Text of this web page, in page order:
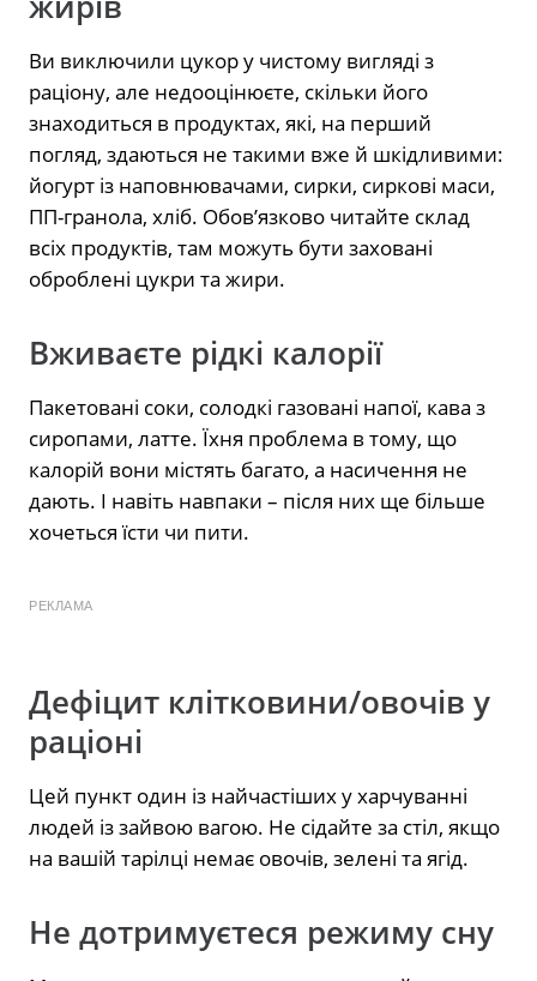
Ви виключили цукор у чистому вигляді з
раціону, але недооцінюєте, скільки його
знаходиться в продуктах, які, на перший
погляд, здаються не такими вже й шкідливими:
йогурт із наповнювачами, сирки, сиркові маси,
ПП-гранола, хліб. Обов’язково читайте склад
всіх продуктів, там можуть бути заховані
оброблені цукри та жири.
Вживаєте рідкі калорії
Пакетовані соки, солодкі газовані напої, кава з
сиропами, латте. Їхня проблема в тому, що
калорій вони містять багато, а насичення не
дають. І навіть навпаки – після них ще більше
хочеться їсти чи пити.
РЕКЛАМА
Дефіцит клітковини/овочів у
раціоні
Цей пункт один із найчастіших у харчуванні
людей із зайвою вагою. Не сідайте за стіл, якщо
на вашій тарілці немає овочів, зелені та ягід.
Не дотримуєтеся режиму сну